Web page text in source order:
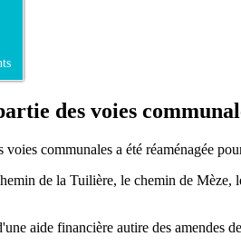
des voies
voies communales a été réaménagée
de la Tuilière, le chemin de
aide financière autire des amendes